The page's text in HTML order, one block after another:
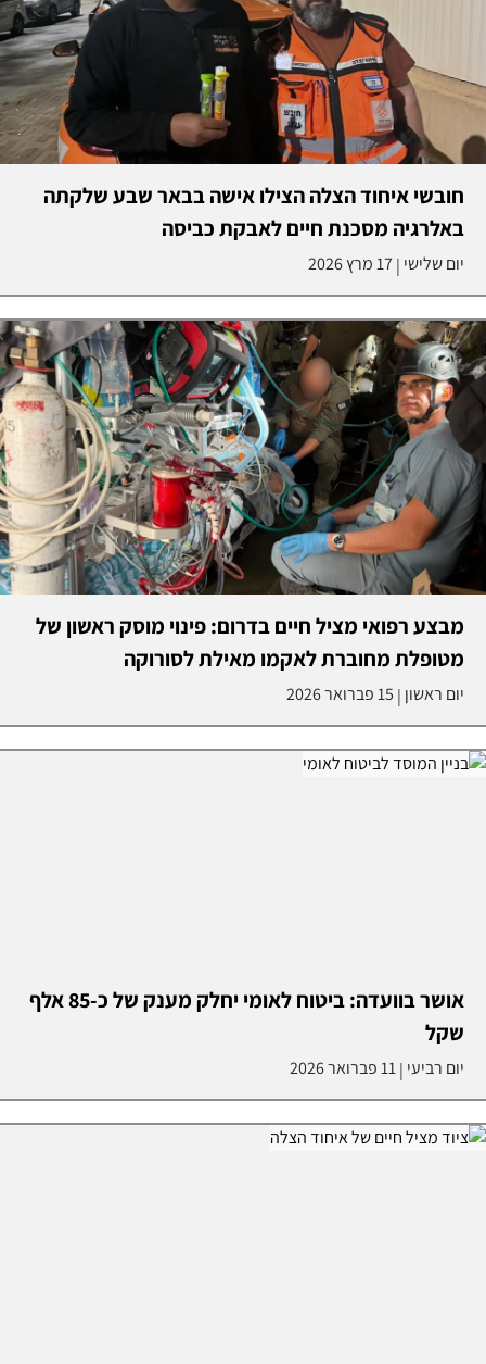
חובשי איחוד הצלה הצילו אישה בבאר שבע שלקתה
באלרגיה מסכנת חיים לאבקת כביסה
יום שלישי |17 מרץ 2026
מבצע רפואי מציל חיים בדרום: פינוי מוסק ראשון של
מטופלת מחוברת לאקמו מאילת לסורוקה
יום ראשון | 15 פברואר 2026
אושר בוועדה: ביטוח לאומי יחלק מענק של כ-85 אלף
שקל
יום רביעי |11 פברואר 2026